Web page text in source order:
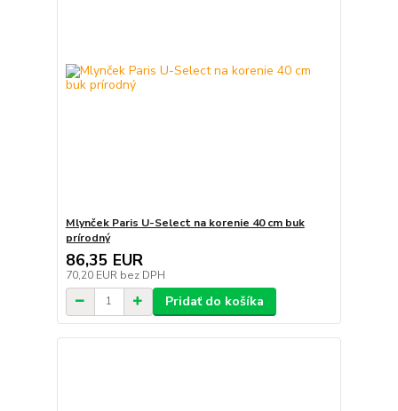
Mlynček Paris U-Select na korenie 40 cm buk
prírodný
86,35 EUR
70,20 EUR bez DPH
Pridať do košíka